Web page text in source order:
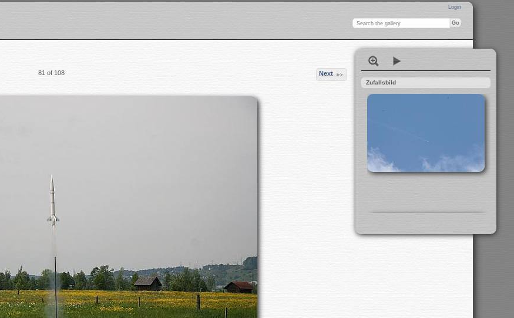
Login
81 of 108 Next
Zufallsbild